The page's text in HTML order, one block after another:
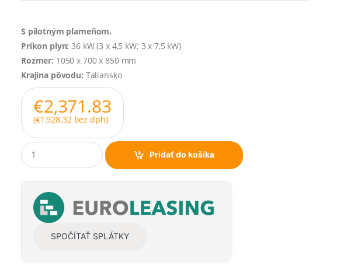
S pilotným plameňom.
Príkon plyn: 36 kW (3 x 4,5 kW; 3 x 7,5 kW)
Rozmer: 1050 x 700 x 850 mm
Krajina pôvodu: Taliansko
€2,371.83
(€1,928.32bez dph)
Q
u
t
Pridať do košíka
SPOČÍTAŤ SPLÁTKY